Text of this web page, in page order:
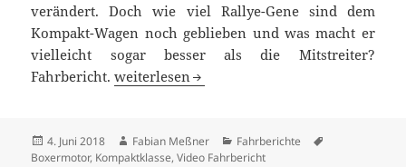
verändert. Doch wie viel Rallye-Gene sind dem
Kompakt-Wagen noch geblieben und was macht er
vielleicht sogar besser als die Mitstreiter?
Fahrbericht.2018 Subaru Impreza 2.0i Sport Fahrbericht
weiterlesen
Veröffentlicht
am
4. Juni 2018 Autor
Fabian Meßner Kategorien
Fahrberichte
Boxermotor, Kompaktklasse,Video Fahrbericht